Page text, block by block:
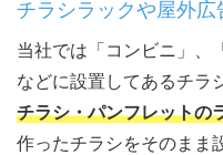
チラシラックや屋外広
当社では「コンビニ」、
などに設置してあるチラ
チラシ・パンフレットの
作ったチラシをそのまま